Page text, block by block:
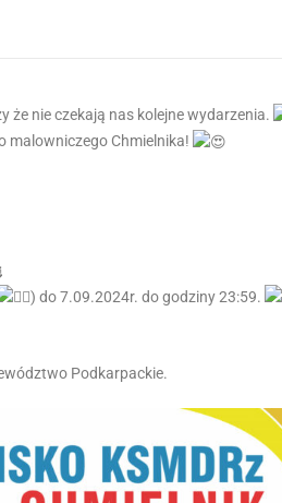
że nie czekają nas kolejne wydarzenia.
malowniczego Chmielnika!
) do 7.09.2024r. do godziny 23:59.
Podkarpackie.